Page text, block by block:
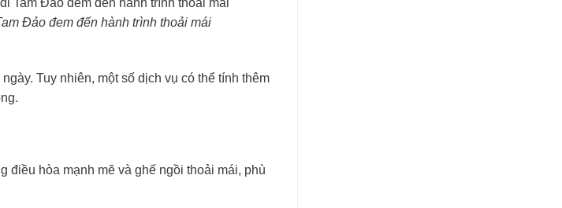
Đảo đem đến hành trình thoải mái
Tuy nhiên, một số dịch vụ có thể tính thêm
điều hòa mạnh mẽ và ghế ngồi thoải mái, phù